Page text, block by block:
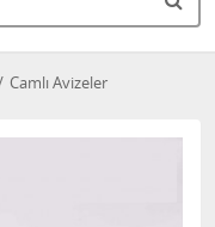
Camlı Avizeler